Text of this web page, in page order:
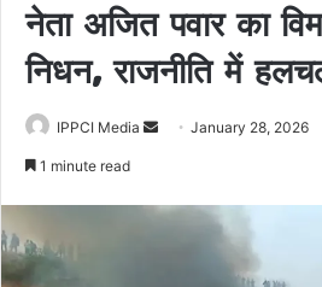
नेता अजित पवार का
निधन, राजनीति में
IPPCI Media
SendJanuary 28, 2026
1 minute read